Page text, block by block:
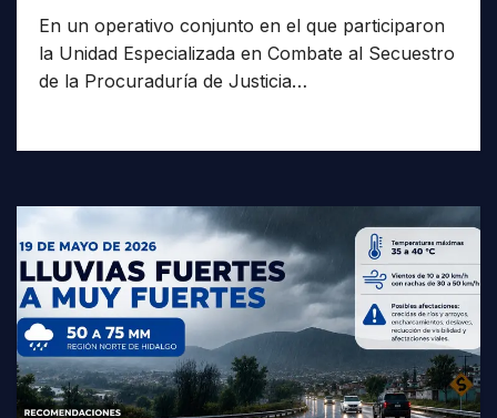
En un operativo conjunto en el que participaron
la Unidad Especializada en Combate al Secuestro
de la Procuraduría de Justicia…